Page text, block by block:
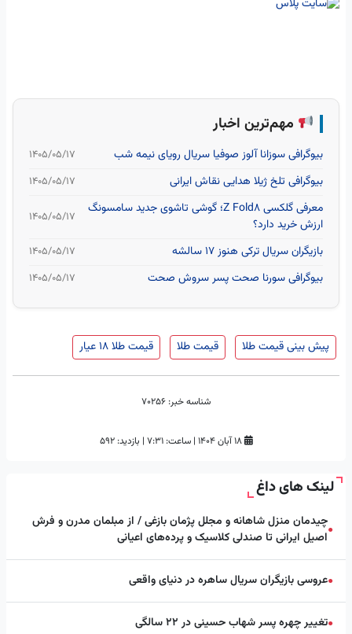
مهم‌ترین اخبار
بیوگرافی سوزانا آلوز صوفیا سریال رویای نیمه شب ۱۴۰۵/۰۵/۱۷
بیوگرافی تلخ ژیلا هدایی نقاش ایرانی ۱۴۰۵/۰۵/۱۷
معرفی گلکسی Z Fold8؛ گوشی تاشوی جدید سامسونگ
ارزش خرید دارد؟
۱۴۰۵/۰۵/۱۷
بازیگران سریال ترکی هنوز ۱۷ سالشه ۱۴۰۵/۰۵/۱۷
بیوگرافی سورنا صحت پسر سروش صحت ۱۴۰۵/۰۵/۱۷
پیش بینی قیمت طلا قیمت طلا قیمت طلا ۱۸ عیار
شناسه خبر:
۱۸ آبان ۱۴۰۴ | ساعت: ۷:۳۱ | بازدید: 592
لینک های داغ
●چیدمان منزل شاهانه و مجلل پژمان بازغی / از مبلمان مدرن و فرش
اصیل ایرانی تا صندلی کلاسیک و پرده‌های اعیانی
●عروسی بازیگران سریال ساهره در دنیای واقعی
●تغییر چهره پسر شهاب حسینی در ۲۲ سالگی